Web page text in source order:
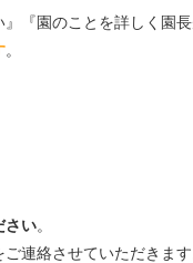
『園のことを詳しく園
。
さい。
連絡させていただきます